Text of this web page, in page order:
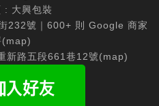
: 大興包裝
232號｜600+ 則 Google 商家
(map)
新路五段661巷12號(map)